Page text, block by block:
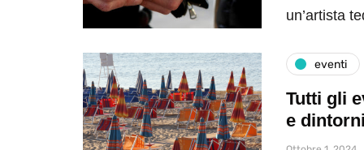
un’artista
eventi
Tutti gli
e dintorni